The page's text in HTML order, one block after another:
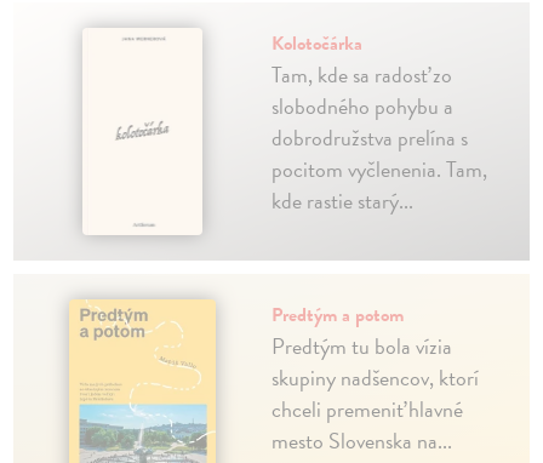
Kolotočárka
Tam, kde sa radosť zo
slobodného pohybu a
dobrodružstva prelína s
pocitom vyčlenenia. Tam,
kde rastie starý...
Predtým a potom
Predtým tu bola vízia
skupiny nadšencov, ktorí
chceli premeniť hlavné
mesto Slovenska na...